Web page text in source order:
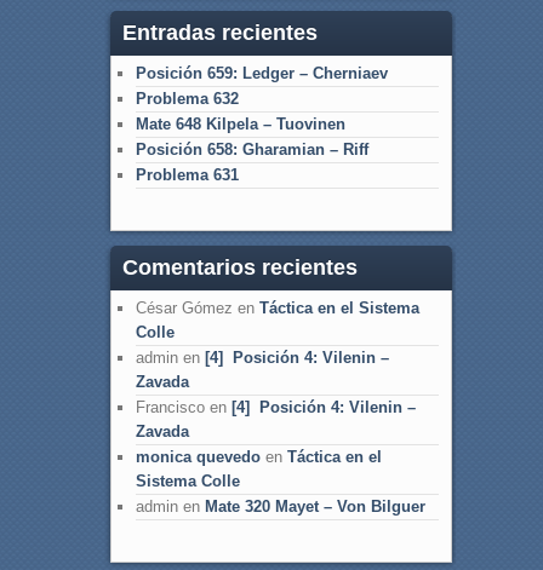
Entradas recientes
Posición 659: Ledger – Cherniaev
Problema 632
Mate 648 Kilpela – Tuovinen
Posición 658: Gharamian – Riff
Problema 631
Comentarios recientes
César Gómez en Táctica en el Sistema
Colle
adminen [4] Posición 4: Vilenin –
Zavada
Franciscoen [4] Posición 4: Vilenin –
Zavada
monica quevedoen Táctica en el
Sistema Colle
adminen Mate 320 Mayet – Von Bilguer